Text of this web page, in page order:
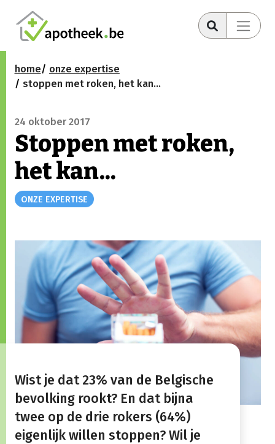
home
onze expertise
stoppen met roken, het kan...
24 oktober 2017
Stoppen met roken,
het kan...
ONZE EXPERTISE
​​​Wist je dat 23% van de Belgische
bevolking rookt? En dat bijna
twee op de drie rokers (64%)
eigenlijk willen stoppen? Wil je